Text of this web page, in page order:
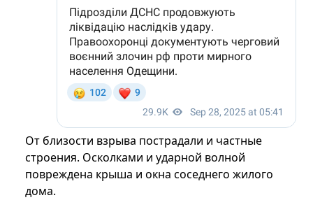
От близости взрыва пострадали и частные
строения. Осколками и ударной волной
повреждена крыша и окна соседнего жилого
дома.